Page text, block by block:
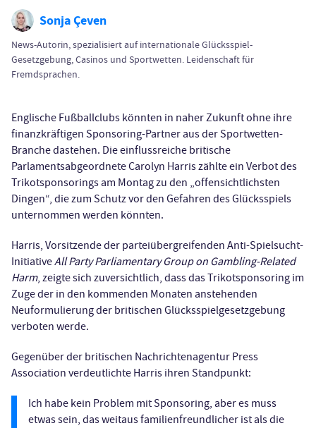
Sonja Çeven
News-Autorin, spezialisiert auf internationale Glücksspiel-
Gesetzgebung, Casinos und Sportwetten. Leidenschaft für
Fremdsprachen.
Englische Fußballclubs könnten in naher Zukunft ohne ihre
finanzkräftigen Sponsoring-Partner aus der Sportwetten-
Branche dastehen. Die einflussreiche britische
Parlamentsabgeordnete Carolyn Harris zählte ein Verbot des
Trikotsponsorings am Montag zu den „offensichtlichsten
Dingen“, die zum Schutz vor den Gefahren des Glücksspiels
unternommen werden könnten.
Harris, Vorsitzende der parteiübergreifenden Anti-Spielsucht-
InitiativeAll Party Parliamentary Group on Gambling-Related
Harm, zeigte sich zuversichtlich, dass das Trikotsponsoring im
Zuge der in den kommenden Monaten anstehenden
Neuformulierung der britischen Glücksspielgesetzgebung
verboten werde.
Gegenüber der britischen Nachrichtenagentur Press
Association verdeutlichte Harris ihren Standpunkt:
Ich habe kein Problem mit Sponsoring, aber es muss
etwas sein, das weitaus familienfreundlicher ist als die